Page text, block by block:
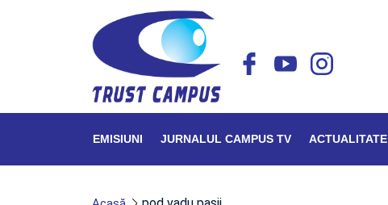
EMISIUNI JURNALUL CAMPUS TV ACTUALITATE